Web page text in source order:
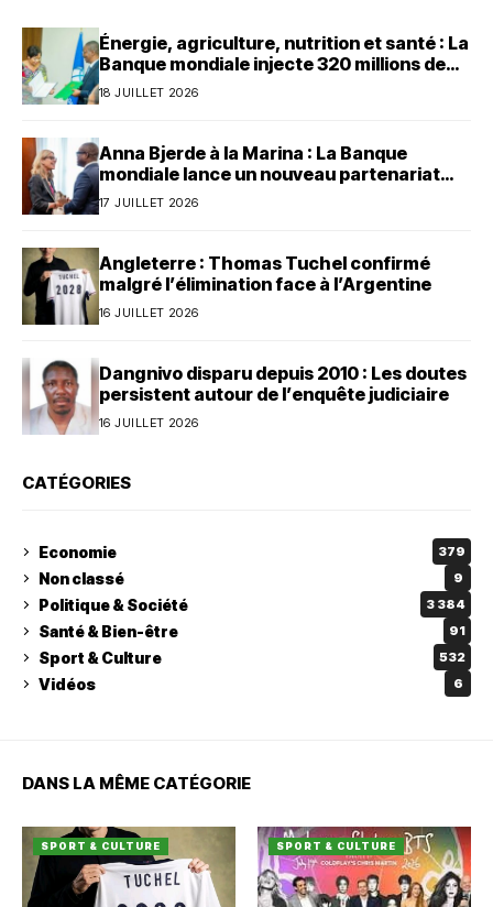
Énergie, agriculture, nutrition et santé : La
Banque mondiale injecte 320 millions de
dollars au Bénin
18 JUILLET 2026
Anna Bjerde à la Marina : La Banque
mondiale lance un nouveau partenariat
avec le Bénin
17 JUILLET 2026
Angleterre : Thomas Tuchel confirmé
malgré l’élimination face à l’Argentine
16 JUILLET 2026
Dangnivo disparu depuis 2010 : Les doutes
persistent autour de l’enquête judiciaire
16 JUILLET 2026
CATÉGORIES
Economie 379
Non classé 9
Politique & Société 3 384
Santé & Bien-être 91
Sport & Culture 532
Vidéos 6
DANS LA MÊME CATÉGORIE
SPORT & CULTURE SPORT & CULTURE